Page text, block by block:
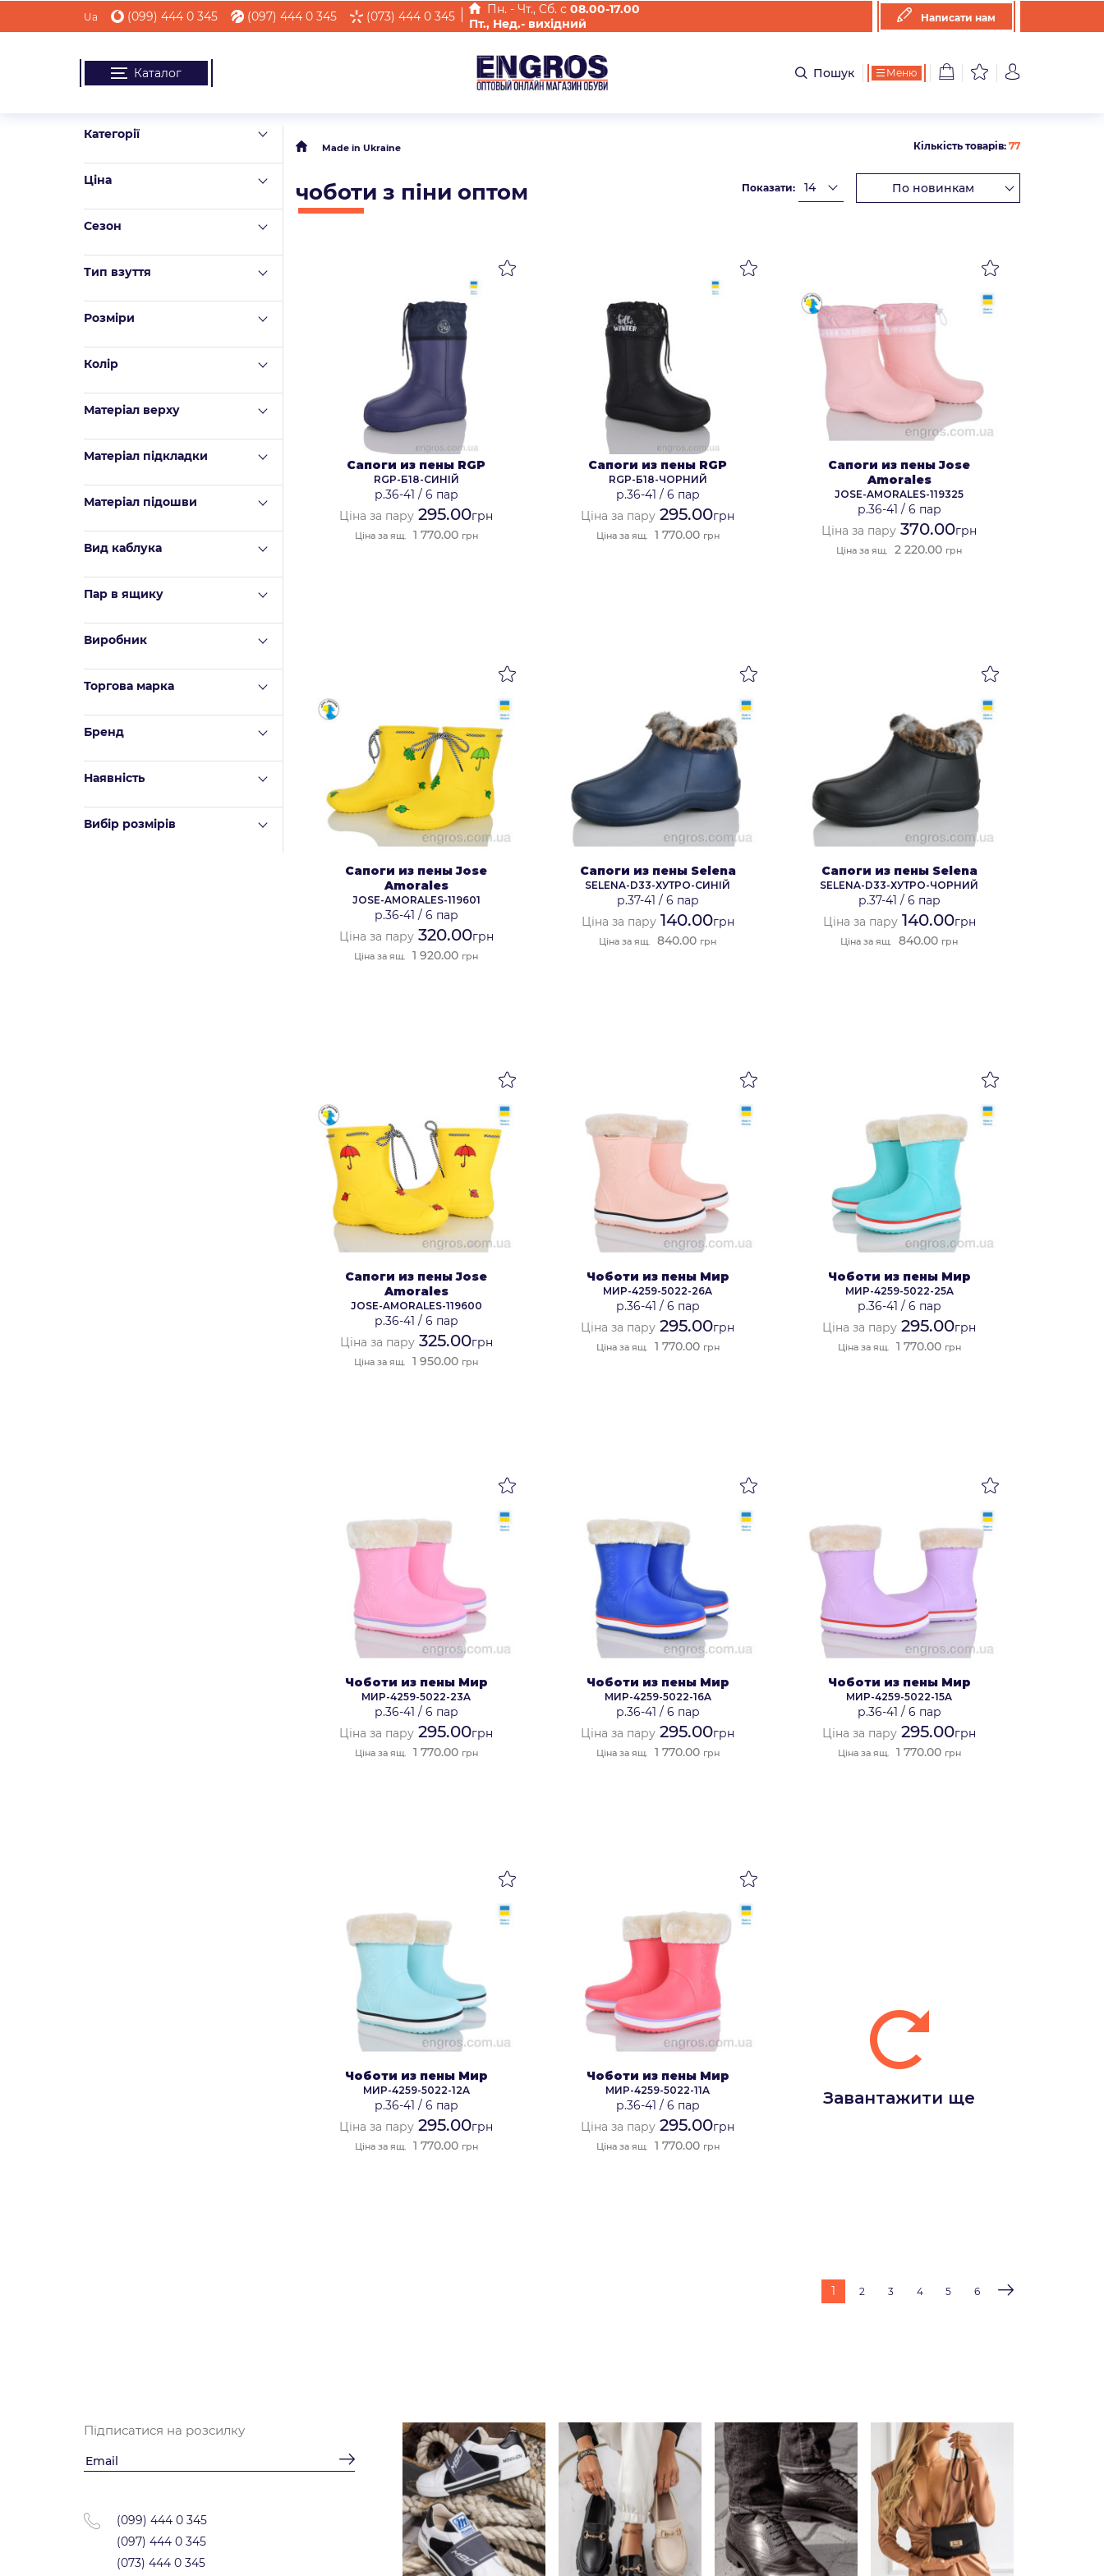
Ua (099) 444 0 345 (097) 444 0 345 (073) 444 0 345 Пн. - Чт., Cб. с 08.00-17.00
Пт., Нед.- вихідний
Написати нам
Каталог Пошук Меню
Категорії
Ціна
Сезон
Тип взуття
Розміри
Колір
Матеріал верху
Mатеріал підкладки
Матеріал підошви
Вид каблука
Пар в ящику
Виробник
Торгова марка
Бренд
Наявність
Вибір розмірів
Made in Ukraine Кількість товарів: 77
чоботи з піни оптом Показати:
Сапоги из пены RGP
RGP-Б18-СИНІЙ
р.36-41 / 6 пар
Ціна за пару 295.00грн
Ціна за ящ. 1 770.00 грн
Сапоги из пены RGP
RGP-Б18-ЧОРНИЙ
р.36-41 / 6 пар
Ціна за пару 295.00грн
Ціна за ящ. 1 770.00 грн
Сапоги из пены Jose
Amorales
JOSE-AMORALES-119325
р.36-41 / 6 пар
Ціна за пару 370.00грн
Ціна за ящ. 2 220.00 грн
Сапоги из пены Jose
Amorales
JOSE-AMORALES-119601
р.36-41 / 6 пар
Ціна за пару320.00грн
Ціна за ящ. 1 920.00 грн
Сапоги из пены Selena
SELENA-D33-ХУТРО-СИНІЙ
р.37-41 / 6 пар
Ціна за пару140.00грн
Ціна за ящ. 840.00 грн
Сапоги из пены Selena
SELENA-D33-ХУТРО-ЧОРНИЙ
р.37-41 / 6 пар
Ціна за пару140.00грн
Ціна за ящ. 840.00 грн
Сапоги из пены Jose
Amorales
JOSE-AMORALES-119600
р.36-41 / 6 пар
Ціна за пару325.00грн
Ціна за ящ. 1 950.00 грн
Чоботи из пены Мир
МИР-4259-5022-26A
р.36-41 / 6 пар
Ціна за пару 295.00грн
Ціна за ящ. 1 770.00 грн
Чоботи из пены Мир
МИР-4259-5022-25A
р.36-41 / 6 пар
Ціна за пару 295.00грн
Ціна за ящ. 1 770.00 грн
Чоботи из пены Мир
МИР-4259-5022-23A
р.36-41 / 6 пар
Ціна за пару 295.00грн
Ціна за ящ. 1 770.00 грн
Чоботи из пены Мир
МИР-4259-5022-16A
р.36-41 / 6 пар
Ціна за пару 295.00грн
Ціна за ящ. 1 770.00 грн
Чоботи из пены Мир
МИР-4259-5022-15A
р.36-41 / 6 пар
Ціна за пару 295.00грн
Ціна за ящ. 1 770.00 грн
Чоботи из пены Мир
МИР-4259-5022-12A
р.36-41 / 6 пар
Ціна за пару 295.00грн
Ціна за ящ. 1 770.00 грн
Чоботи из пены Мир
МИР-4259-5022-11A
р.36-41 / 6 пар
Ціна за пару 295.00грн
Ціна за ящ. 1 770.00 грн
Завантажити ще
1 2 3 4 5 6
Підписатися на розсилку
(099) 444 0 345
(097) 444 0 345
(073) 444 0 345